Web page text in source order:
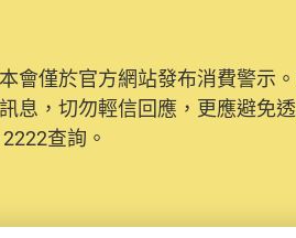
會僅於官方網站發布消費警示
息，切勿輕信回應，更應避免
查詢。